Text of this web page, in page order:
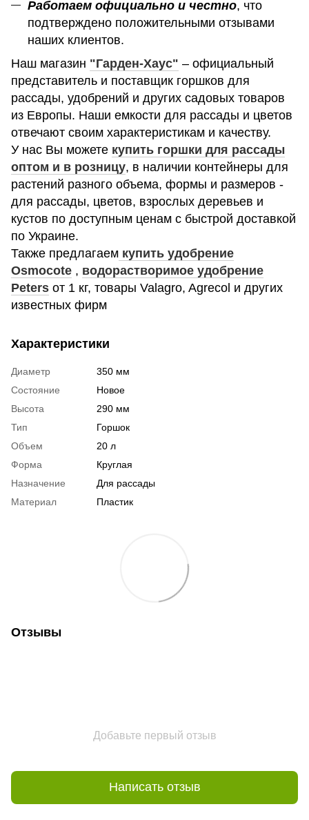
Работаем официально и честно, что
подтверждено положительными отзывами
наших клиентов.
Наш магазин "Гарден-Хаус" – официальный
представитель и поставщик горшков для
рассады, удобрений и других садовых товаров
из Европы. Наши емкости для рассады и цветов
отвечают своим характеристикам и качеству.
У нас Вы можете купить горшки для рассады
оптом и в розницу, в наличии контейнеры для
растений разного объема, формы и размеров -
для рассады, цветов, взрослых деревьев и
кустов по доступным ценам с быстрой доставкой
по Украине.
Также предлагаем купить удобрение
Osmocote , водорастворимое удобрение
Peters от 1 кг, товары Valagro, Agrecol и других
известных фирм
Характеристики
Диаметр
350 мм
Состояние
Новое
Высота
290 мм
Тип
Горшок
Объем
20 л
Форма
Круглая
Назначение
Для рассады
Материал
Пластик
Отзывы
Добавьте первый отзыв
Написать отзыв